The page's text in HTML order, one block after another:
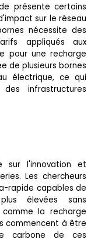
présente certains
sur le réseau
nécessite des
appliqués aux
pour une recharge
de plusieurs bornes
électrique, ce qui
infrastructures
sur l'innovation et
Les chercheurs
rapide capables de
élevées sans
la recharge
commencent à être
carbone de ces